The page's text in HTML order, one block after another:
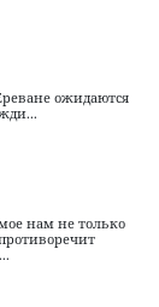
ожидаются
нам не только